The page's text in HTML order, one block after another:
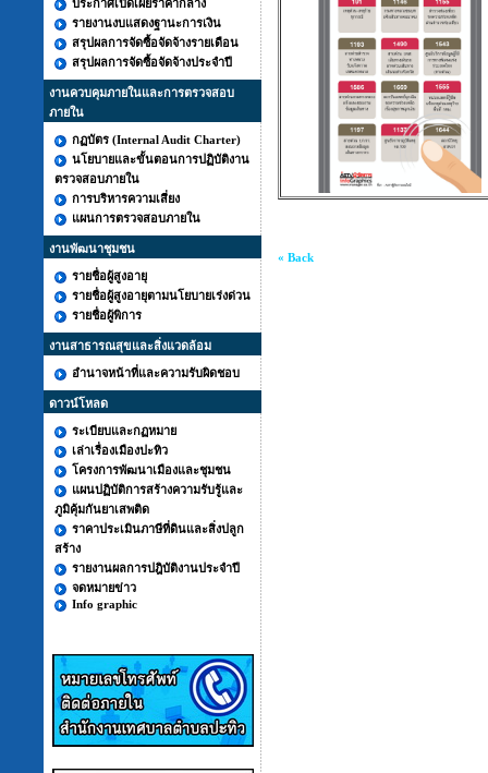
ประกาศเปิดเผยราคากลาง
รายงานงบแสดงฐานะการเงิน
สรุปผลการจัดซื้อจัดจ้างรายเดือน
สรุปผลการจัดซื้อจัดจ้างประจำปี
งานควบคุมภายในและการตรวจสอบ
ภายใน
กฏบัตร (Internal Audit Charter)
นโยบายและขั้นตอนการปฏิบัติงาน
ตรวจสอบภายใน
การบริหารความเสี่ยง
แผนการตรวจสอบภายใน
งานพัฒนาชุมชน
รายชื่อผู้สูงอายุ
รายชื่อผู้สูงอายุตามนโยบายเร่งด่วน
รายชื่อผู้พิการ
งานสาธารณสุขและสิ่งแวดล้อม
อำนาจหน้าที่และความรับผิดชอบ
ดาวน์โหลด
ระเบียบและกฏหมาย
เล่าเรื่องเมืองปะทิว
โครงการพัฒนาเมืองและชุมชน
แผนปฏิบัติการสร้างความรับรู้และ
ภูมิคุ้มกันยาเสพติด
ราคาประเมินภาษีที่ดินและสิ่งปลูก
สร้าง
รายงานผลการปฎิบัติงานประจำปี
จดหมายข่าว
Info graphic
« Back